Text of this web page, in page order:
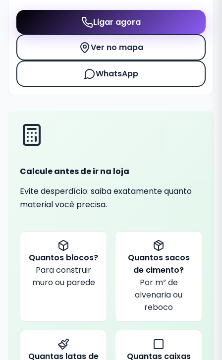
Ligar agora
Ver no mapa
WhatsApp
Calcule antes de ir na loja
Evite desperdício: saiba exatamente quanto
material você precisa.
Quantos blocos?
Para construir
muro ou parede
Quantos sacos
de cimento?
Por m² de
alvenaria ou
reboco
Quantas latas de
Quantas caixas